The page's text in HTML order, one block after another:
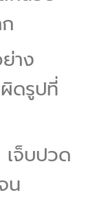
าง
ผิดรูปที่
จ็บปวด
น